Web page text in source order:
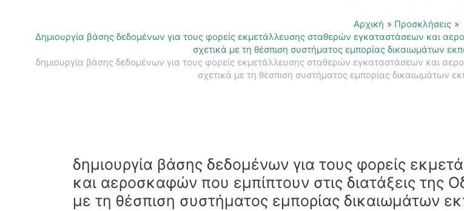
Αρχική
Προσκλήσεις
Δημιουργία βάσης δεδομένων για τους φορείς εκμετάλλευσης σταθερών εγκαταστάσεων και
σχετικά με τη θέσπιση συστήματος εμπορίας δικαιωμάτων
δημιουργία βάσης δεδομένων για τους φορείς εκμετάλλευσης σταθερών εγκαταστάσεων και
σχετικά με τη θέσπιση συστήματος εμπορίας δικαιωμάτων
δημιουργία βάσης δεδομένων για τους φορείς
και αεροσκαφών που εμπίπτουν στις διατάξεις της
με τη θέσπιση συστήματος εμπορίας δικαιωμάτων